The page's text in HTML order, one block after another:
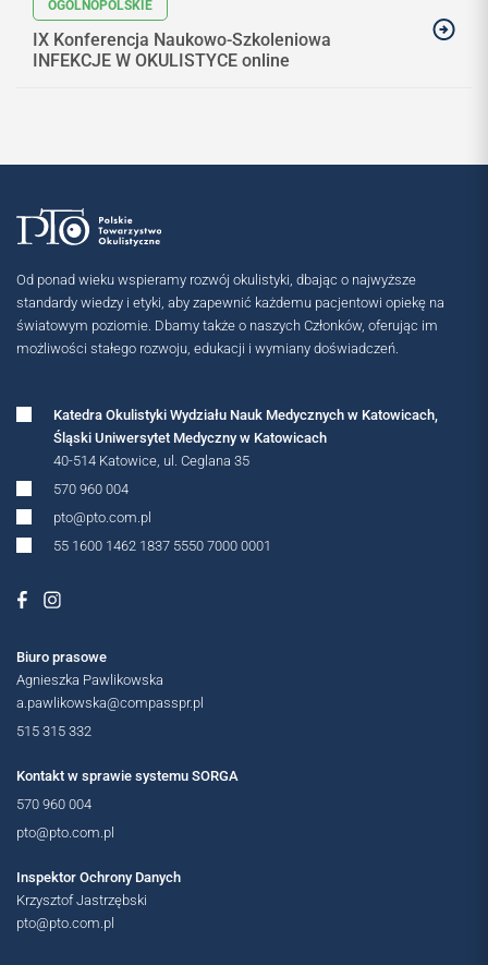
MIĘDZYNARODOWE
OGÓLNOPOLSKIE
IX Konferencja Naukowo-Szkoleniowa
INFEKCJE W OKULISTYCE online
Od ponad wieku wspieramy rozwój okulistyki, dbając o najwyższe
standardy wiedzy i etyki, aby zapewnić każdemu pacjentowi opiekę na
światowym poziomie. Dbamy także o naszych Członków, oferując im
możliwości stałego rozwoju, edukacji i wymiany doświadczeń.
Katedra Okulistyki Wydziału Nauk Medycznych w Katowicach,
Śląski Uniwersytet Medyczny w Katowicach
40-514 Katowice, ul. Ceglana 35
570 960 004
pto@pto.com.pl
55 1600 1462 1837 5550 7000 0001
Biuro prasowe
Agnieszka Pawlikowska
a.pawlikowska@compasspr.pl
515 315 332
Kontakt w sprawie systemu SORGA
570 960 004
pto@pto.com.pl
Inspektor Ochrony Danych
Krzysztof Jastrzębski
pto@pto.com.pl